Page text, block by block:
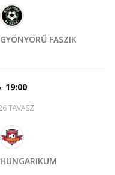
GYÖNYÖRŰ FASZIK
19:00
TAVASZ
HUNGARIKUM